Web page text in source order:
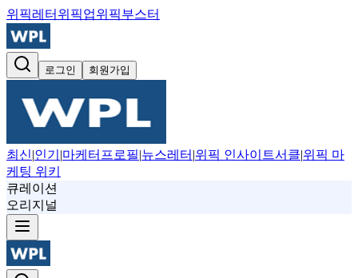
위픽레터 위픽업위픽부스터
로그인 회원가입
최신|인기 |마케터프로필|뉴스레터 |위픽 인사이트서클|위픽 마
케팅 위키
큐레이션
오리지널